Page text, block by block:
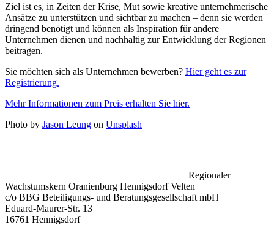
Ziel ist es, in Zeiten der Krise, Mut sowie kreative unternehmerische
Ansätze zu unterstützen und sichtbar zu machen – denn sie werden
dringend benötigt und können als Inspiration für andere
Unternehmen dienen und nachhaltig zur Entwicklung der Regionen
beitragen.
Sie möchten sich als Unternehmen bewerben? Hier geht es zur
Registrierung.
Mehr Informationen zum Preis erhalten Sie hier.
Photo by Jason Leung on Unsplash
Regionaler
Wachstumskern Oranienburg Hennigsdorf Velten
c/o BBG Beteiligungs- und Beratungsgesellschaft mbH
Eduard-Maurer-Str. 13
16761 Hennigsdorf